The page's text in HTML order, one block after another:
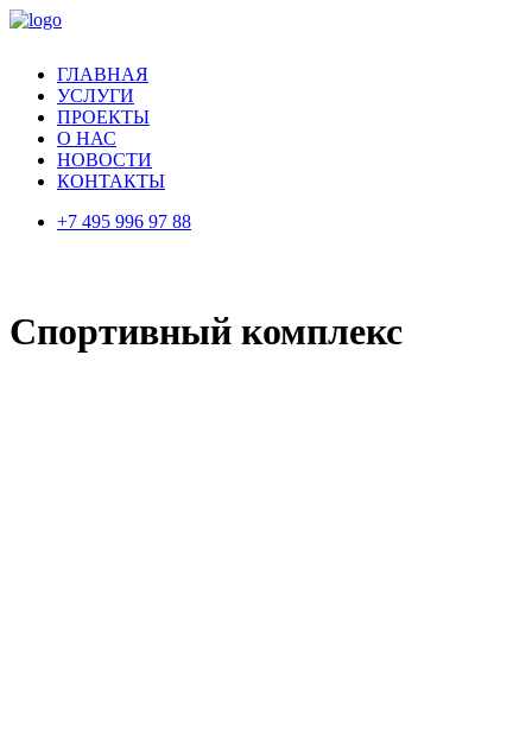
ГЛАВНАЯ
УСЛУГИ
ПРОЕКТЫ
О НАС
НОВОСТИ
КОНТАКТЫ
+7 495 996 97 88
Спортивный комплекс